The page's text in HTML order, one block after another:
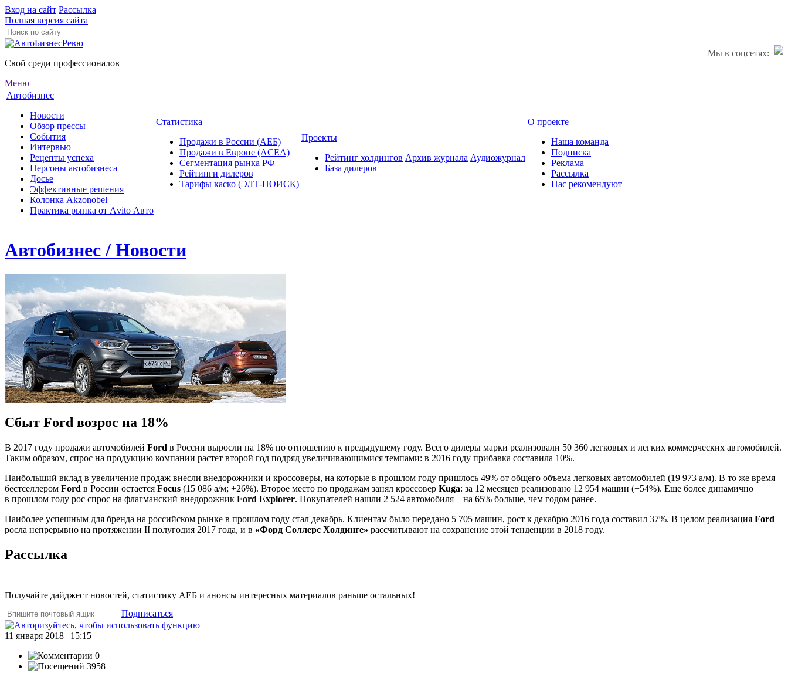
Вход на сайт Рассылка
Полная версия сайта
Мы в соцсетях:
Свой среди профессионалов
Меню
Автобизнес
Новости
Обзор прессы
События
Интервью
Рецепты успеха
Персоны автобизнеса
Досье
Эффективные решения
Колонка Akzonobel
Практика рынка от Аvito Авто
Статистика
Продажи в России (АЕБ)
Продажи в Европе (ACEA)
Сегментация рынка РФ
Рейтинги дилеров
Тарифы каско (ЭЛТ-ПОИСК)
Проекты
Рейтинг холдингов
База дилеров
Архив журнала Аудиожурнал
О проекте
Наша команда
Подписка
Реклама
Рассылка
Нас рекомендуют
Автобизнес / Новости
Сбыт Ford возрос на 18%
В 2017 году продажи автомобилей Ford в России выросли на 18% по отношению к предыдущему году. Всего дилеры марки реализовали 50 360 легковых и легких коммерческих автомобилей.
Таким образом, спрос на продукцию компании растет второй год подряд увеличивающимися темпами: в 2016 году прибавка составила 10%.
Наибольший вклад в увеличение продаж внесли внедорожники и кроссоверы, на которые в прошлом году пришлось 49% от общего объема легковых автомобилей (19 973 а/м). В то же время
бестселлером Ford в России остается Focus (15 086 а/м; +26%). Второе место по продажам занял кроссовер Kuga: за 12 месяцев реализовано 12 954 машин (+54%). Еще более динамично
в прошлом году рос спрос на флагманский внедорожник Ford Explorer. Покупателей нашли 2 524 автомобиля – на 65% больше, чем годом ранее.
Наиболее успешным для бренда на российском рынке в прошлом году стал декабрь. Клиентам было передано 5 705 машин, рост к декабрю 2016 года составил 37%. В целом реализация Ford
росла непрерывно на протяжении II полугодия 2017 года, и в «Форд Соллерс Холдинге» рассчитывают на сохранение этой тенденции в 2018 году.
Рассылка
Получайте дайджест новостей, статистику АЕБ и анонсы интересных материалов раньше остальных!
Подписаться
11 января 2018 | 15:15
0
3958